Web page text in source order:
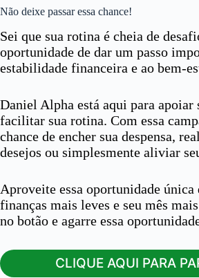
Não deixe passar essa chance!
Sei que sua rotina é cheia de
oportunidade de dar um passo
estabilidade financeira e ao bem-
Daniel Alpha está aqui para apoiar
facilitar sua rotina. Com essa
chance de encher sua despensa,
desejos ou simplesmente aliviar
Aproveite essa oportunidade única
finanças mais leves e seu mês
no botão e agarre essa
CLIQUE AQUI PARA